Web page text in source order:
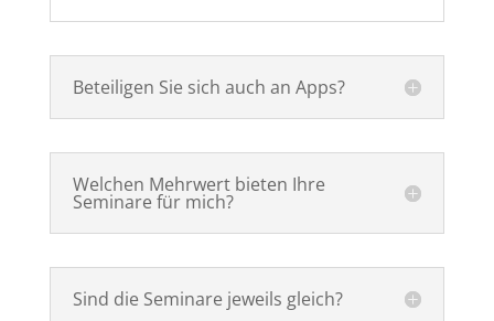
Beteiligen Sie sich auch an Apps?
Welchen Mehrwert bieten Ihre
Seminare für mich?
Sind die Seminare jeweils gleich?